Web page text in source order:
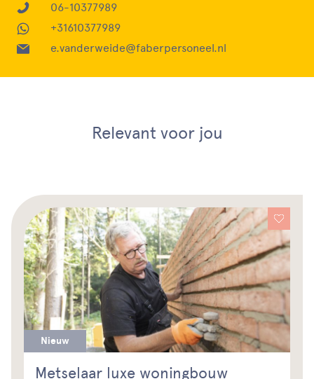
06-10377989
+31610377989
e.vanderweide@faberpersoneel.nl
Relevant voor jou
Nieuw
Metselaar luxe woningbouw